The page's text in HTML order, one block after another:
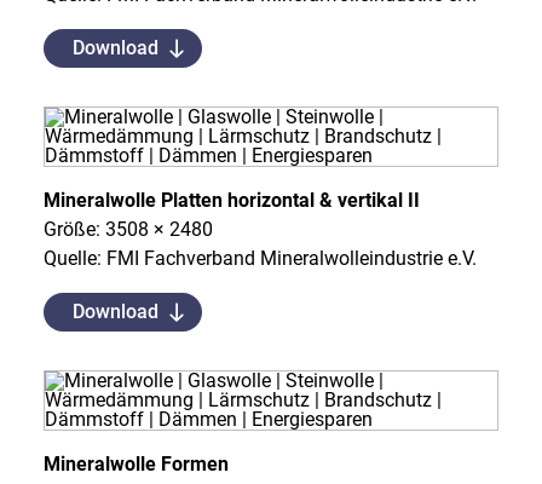
Download
Mineralwolle Platten horizontal & vertikal II
Größe: 3508 × 2480
Quelle: FMI Fachverband Mineralwolleindustrie e.V.
Download
Mineralwolle Formen